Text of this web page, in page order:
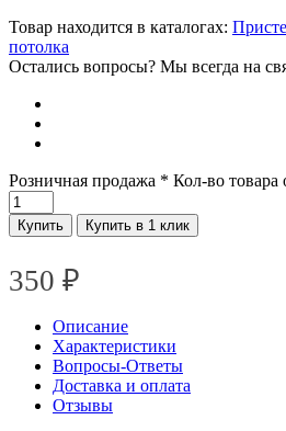
Товар находится в каталогах:
потолка
Остались вопросы? Мы всегда на
Розничная продажа * Кол-во товара
Купить Купить в 1 клик
350 ₽
Описание
Характеристики
Вопросы-Ответы
Доставка и оплата
Отзывы